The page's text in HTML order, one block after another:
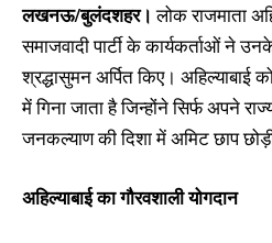
लखनऊ/बुलंदशहर। लोक राजमाता
समाजवादी पार्टी के कार्यकर्ताओं ने
श्रद्धासुमन अर्पित किए। अहिल्याबाई
में गिना जाता है जिन्होंने सिर्फ अपने
जनकल्याण की दिशा में अमिट छाप
अहिल्याबाई का गौरवशाली योगदान